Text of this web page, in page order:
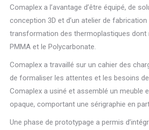
Comaplex a l’avantage d’être équipé, de
conception 3D et d’un atelier de
transformation des thermoplastiques dont
PMMA et le Polycarbonate.
Comaplex a travaillé sur un cahier des
de formaliser les attentes et les besoins
Comaplex a usiné et assemblé un meuble
opaque, comportant une sérigraphie en
Une phase de prototypage a permis